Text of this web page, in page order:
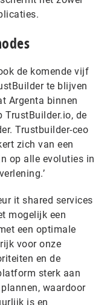
de komende vijf
te blijven
Argenta binnen
TrustBuilder.io, de
Trustbuilder-ceo
zich van een
op alle evoluties in
it shared services
mogelijk een
een optimale
voor onze
en de
sterk aan
waardoor
is en